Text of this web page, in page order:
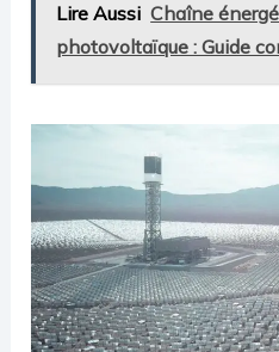
Lire Aussi Chaîne
photovoltaïque : Guide